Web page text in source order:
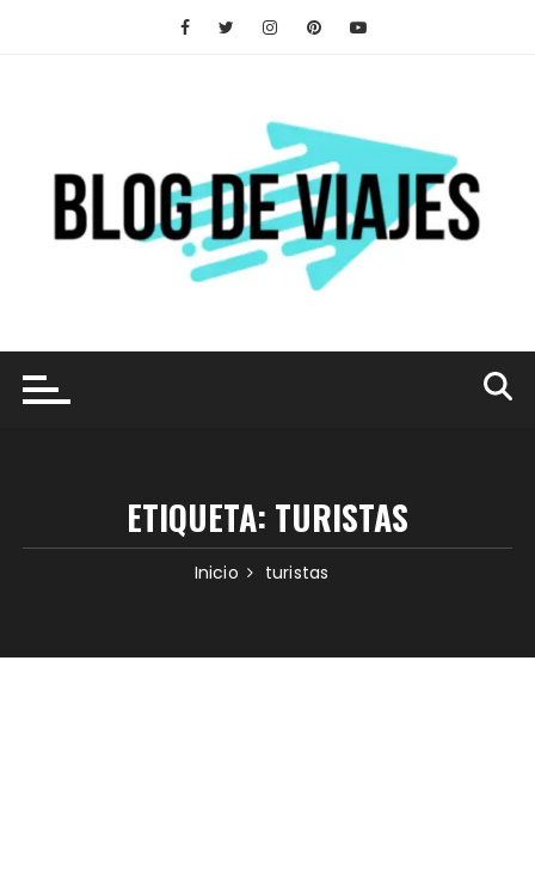
ETIQUETA: TURISTAS
Inicio turistas